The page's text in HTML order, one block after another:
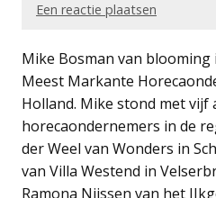
Een reactie plaatsen
Mike Bosman van
Meest Markante
Holland. Mike stond met vijf
horecaondernemers in de
der Weel van Wonders in
van Villa Westend in
Ramona Nijssen van het